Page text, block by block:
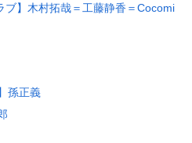
ブ】木村拓哉＝工藤静香＝Cocomi
孫正義